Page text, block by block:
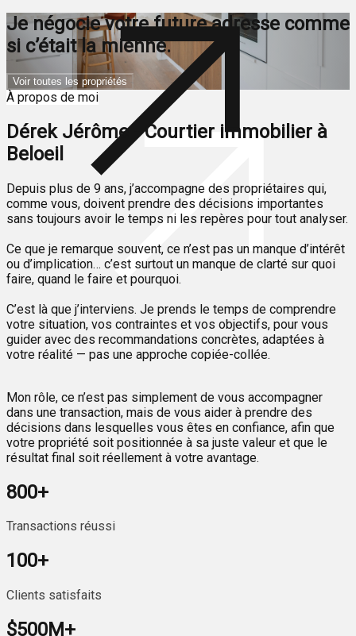
Je négocie votre future adresse comme
si c’était la mienne.
Voir toutes les propriétés
À propos de moi
Dérek Jérôme - Courtier immobilier à
Beloeil
Depuis plus de 9 ans, j’accompagne des propriétaires qui,
comme vous, doivent prendre des décisions importantes
sans toujours avoir le temps ni les repères pour tout analyser.
Ce que je remarque souvent, ce n’est pas un manque d’intérêt
ou d’implication… c’est surtout un manque de clarté sur quoi
faire, quand le faire et pourquoi.
C’est là que j’interviens. Je prends le temps de comprendre
votre situation, vos contraintes et vos objectifs, pour vous
guider avec des recommandations concrètes, adaptées à
votre réalité — pas une approche copiée-collée.
Mon rôle, ce n’est pas simplement de vous accompagner
dans une transaction, mais de vous aider à prendre des
décisions dans lesquelles vous êtes en confiance, afin que
votre propriété soit positionnée à sa juste valeur et que le
résultat final soit réellement à votre avantage.
800+
Transactions réussi
100+
Clients satisfaits
$500M+